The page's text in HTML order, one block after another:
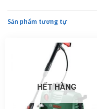
Sản phẩm tương tự
HẾT HÀNG